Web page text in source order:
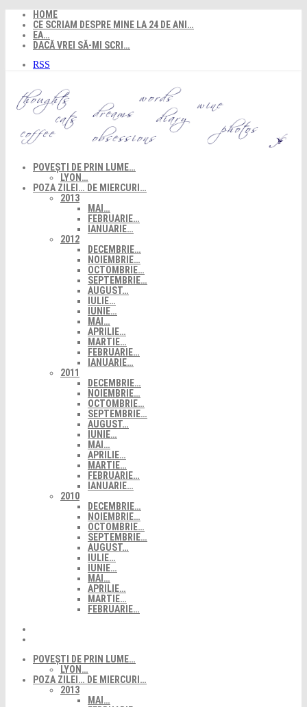
content
HOME
CE SCRIAM DESPRE MINE LA 24 DE ANI…
EA…
DACĂ VREI SĂ-MI SCRI…
RSS
POVEȘTI DE PRIN LUME…
LYON…
POZA ZILEI… DE MIERCURI…
2013
MAI…
FEBRUARIE…
IANUARIE…
2012
DECEMBRIE…
NOIEMBRIE…
OCTOMBRIE…
SEPTEMBRIE…
AUGUST…
IULIE…
IUNIE…
MAI…
APRILIE…
MARTIE…
FEBRUARIE…
IANUARIE…
2011
DECEMBRIE…
NOIEMBRIE…
OCTOMBRIE…
SEPTEMBRIE…
AUGUST…
IUNIE…
MAI…
APRILIE…
MARTIE…
FEBRUARIE…
IANUARIE…
2010
DECEMBRIE…
NOIEMBRIE…
OCTOMBRIE…
SEPTEMBRIE…
AUGUST…
IULIE…
IUNIE…
MAI…
APRILIE…
MARTIE…
FEBRUARIE…
POVEȘTI DE PRIN LUME…
LYON…
POZA ZILEI… DE MIERCURI…
2013
MAI…